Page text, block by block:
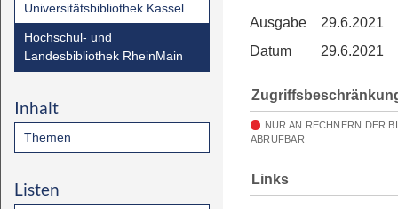
Universitätsbibliothek Kassel
Hochschul- und
Landesbibliothek RheinMain
Inhalt
Themen
Listen
Ausgabe
29.6.2021
Datum
29.6.2021
NUR AN RECHNERN DER
ABRUFBAR
Links